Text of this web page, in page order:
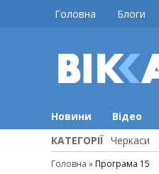
Головна Блоги
Новини Відео
КАТЕГОРІЇ Черкаси
Головна » Програма 15